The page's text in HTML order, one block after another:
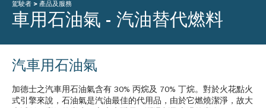
駕駛者 > 產品及服務
車用石油氣 - 汽油替代燃料
汽車用石油氣
加德士之汽車用石油氣含有 30% 丙烷及 70% 丁烷。對於火花點火
式引擎來說，石油氣是汽油最佳的代用品，由於它燃燒潔淨，故大